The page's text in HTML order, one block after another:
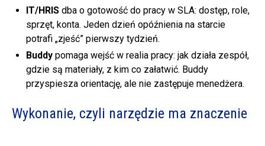
IT/HRIS dba o gotowość do pracy w SLA: dostęp, role,
sprzęt, konta. Jeden dzień opóźnienia na starcie
potrafi „zjeść” pierwszy tydzień.
Buddy pomaga wejść w realia pracy: jak działa zespół,
gdzie są materiały, z kim co załatwić. Buddy
przyspiesza orientację, ale nie zastępuje menedżera.
Wykonanie, czyli narzędzie ma znaczenie